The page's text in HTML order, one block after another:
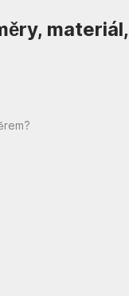
materiál,